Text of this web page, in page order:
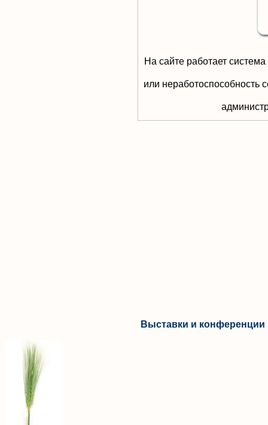
На сайте работает
или неработоспособность
Выставки и конференции